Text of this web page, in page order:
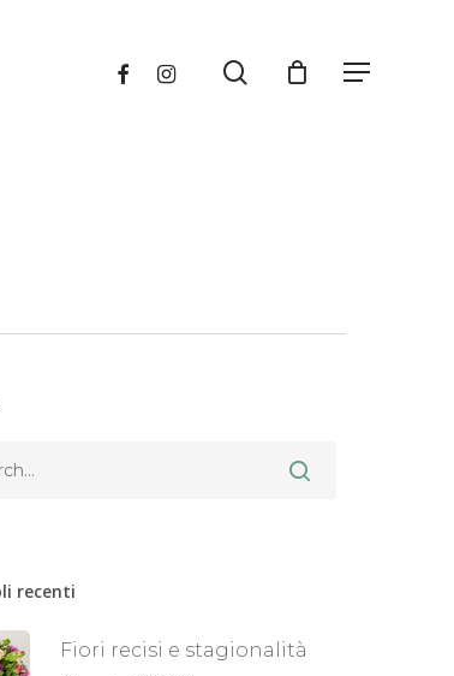
Menu
FACEBOOKINSTAGRAM search
recenti
Fiori recisi e stagionalità